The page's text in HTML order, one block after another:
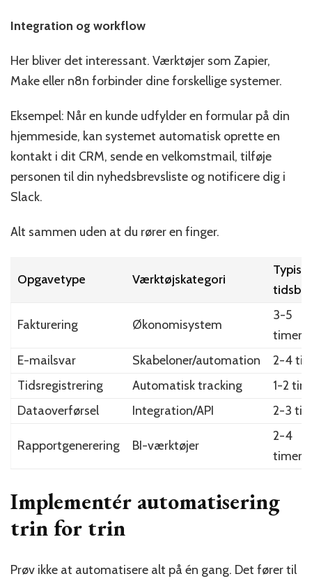
Integration og workflow
Her bliver det interessant. Værktøjer som Zapier,
Make eller n8n forbinder dine forskellige systemer.
Eksempel: Når en kunde udfylder en formular på din
hjemmeside, kan systemet automatisk oprette en
kontakt i dit CRM, sende en velkomstmail, tilføje
personen til din nyhedsbrevsliste og notificere dig i
Slack.
Alt sammen uden at du rører en finger.
Opgavetype Værktøjskategori
Typisk
Fakturering Økonomisystem
3-5
timer/
E-mailsvar
Skabeloner/automation
2-4
Tidsregistrering
Automatisk tracking
1-2
Dataoverførsel
Integration/API 2-3
Rapportgenerering BI-værktøjer
2-4
timer/
Implementér automatisering
trin for trin
Prøv ikke at automatisere alt på én gang. Det fører til